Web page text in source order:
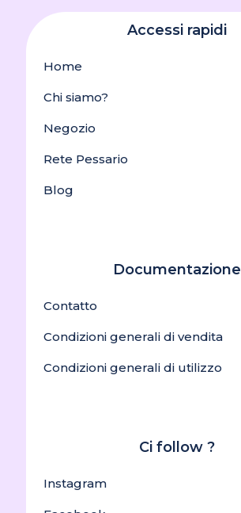
Accessi rapidi
Home
Chi siamo?
Negozio
Rete Pessario
Blog
Documentazione
Contatto
Condizioni generali di vendita
Condizioni generali di utilizzo
Ci follow ?
Instagram